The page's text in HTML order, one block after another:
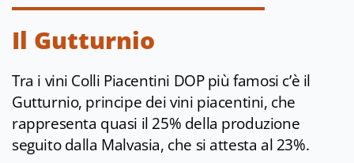
Il Gutturnio
Tra i vini Colli Piacentini DOP più famosi c’è il
Gutturnio, principe dei vini piacentini, che
rappresenta quasi il 25% della produzione
seguito dalla Malvasia, che si attesta al 23%.